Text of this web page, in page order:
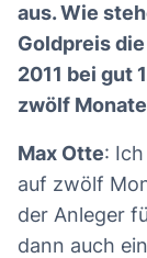
aus. Wie
Goldpreis
2011 bei gut
zwölf
Max Otte:
auf zwölf
der Anleger
dann auch